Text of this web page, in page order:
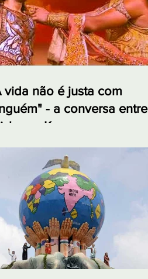
vida não é justa com
- a conversa entre
e Karna no